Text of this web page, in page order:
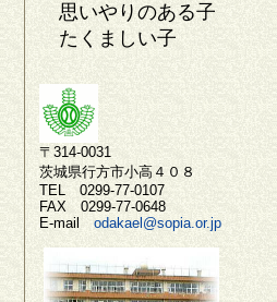
思いやりのある子
たくましい子
〒314-0031
茨城県行方市小高４０８
TEL 0299-77-0107
FAX 0299-77-0648
E-mail odakael@sopia.or.jp